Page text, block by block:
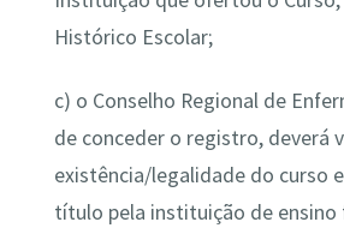
Histórico Escolar;
c) o Conselho Regional de
de conceder o registro, deverá
existência/legalidade do curso
título pela instituição de